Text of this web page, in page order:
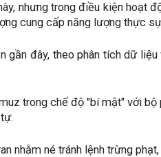
nhưng trong điều kiện hoạt
cung cấp năng lượng thực
đây, theo phân tích dữ
trong chế độ "bí mật" với bộ
nhằm né tránh lệnh trừng